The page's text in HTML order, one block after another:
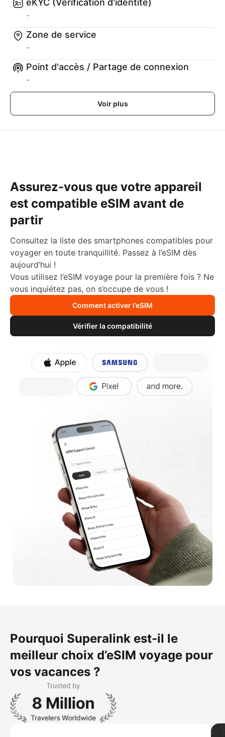
eKYC (Vérification d'identité)
-
Zone de service
-
Point d'accès / Partage de connexion
-
Voir plus
Assurez-vous que votre appareil
est compatible eSIM avant de
partir
Consultez la liste des smartphones compatibles pour
voyager en toute tranquillité. Passez à l’eSIM dès
aujourd’hui !
Vous utilisez l’eSIM voyage pour la première fois ? Ne
vous inquiétez pas, on s’occupe de vous !
Comment activer l’eSIM
Vérifier la compatibilité
Pourquoi Superalink est-il le
meilleur choix d’eSIM voyage pour
vos vacances ?